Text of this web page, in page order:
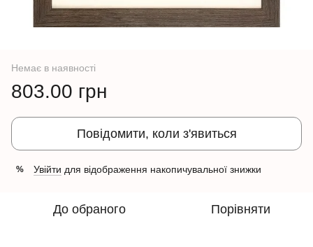
Немає в наявності
803.00 грн
Повідомити, коли з'явиться
% Увійти для відображення накопичувальної знижки
До обраного Порівняти